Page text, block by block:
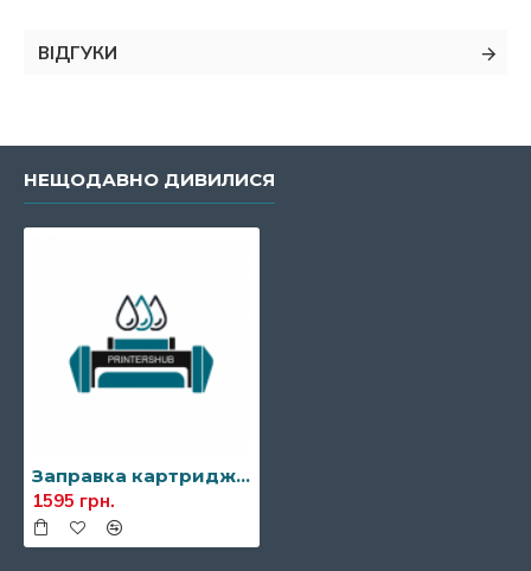
ВІДГУКИ
НЕЩОДАВНО ДИВИЛИСЯ
Заправка картриджа Xerox 106r03581
1595 грн.